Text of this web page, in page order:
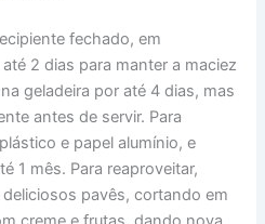
fechado, em
2 dias para manter a maciez
geladeira por até 4 dias, mas
antes de servir. Para
e papel alumínio, e
1 mês. Para reaproveitar,
pavês, cortando em